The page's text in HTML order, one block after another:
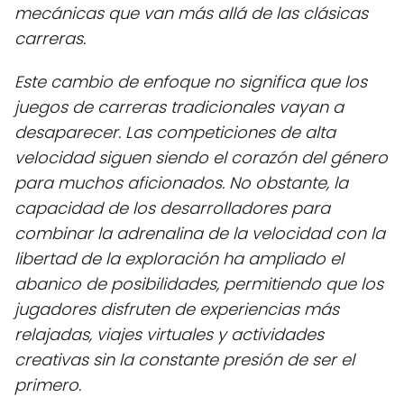
mecánicas que van más allá de las clásicas
carreras.
Este cambio de enfoque no significa que los
juegos de carreras tradicionales vayan a
desaparecer. Las competiciones de alta
velocidad siguen siendo el corazón del género
para muchos aficionados. No obstante, la
capacidad de los desarrolladores para
combinar la adrenalina de la velocidad con la
libertad de la exploración ha ampliado el
abanico de posibilidades, permitiendo que los
jugadores disfruten de experiencias más
relajadas, viajes virtuales y actividades
creativas sin la constante presión de ser el
primero.